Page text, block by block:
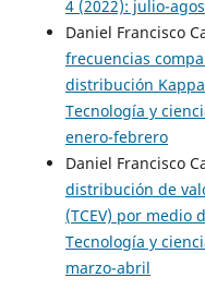
4 (2022): julio-
Daniel Francisco
frecuencias
distribución
Tecnología y
enero-febrero
Daniel Francisco
distribución de
(TCEV) por medio
Tecnología y
marzo-abril